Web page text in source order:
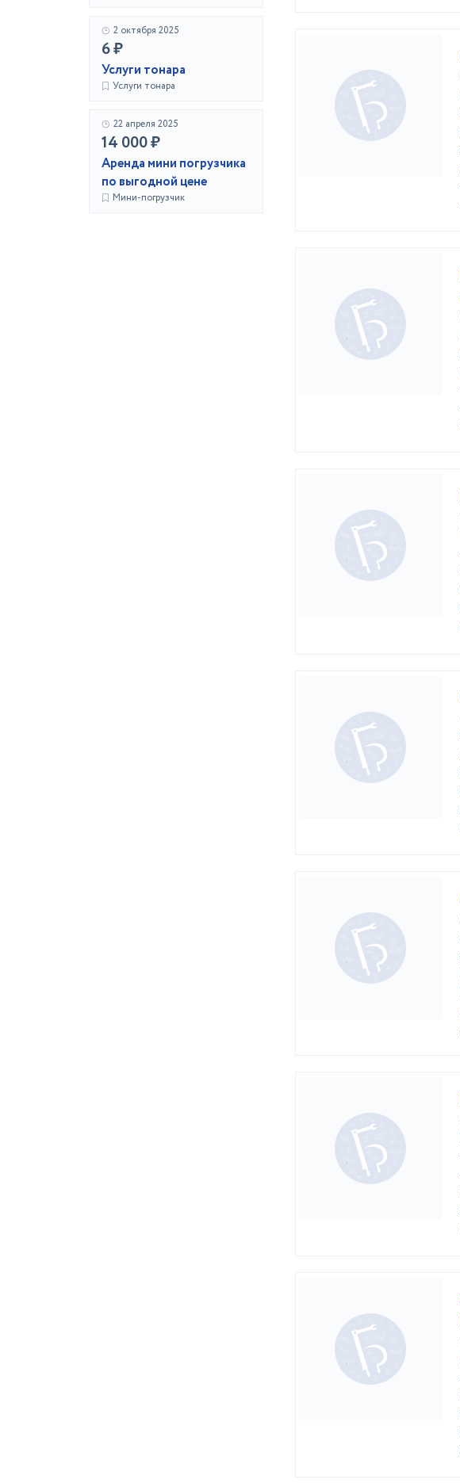
2 октября 2025
6 ₽
Услуги тонара
Услуги тонара
22 апреля 2025
14 000 ₽
Аренда мини погрузчика
по выгодной цене
Мини-погрузчик